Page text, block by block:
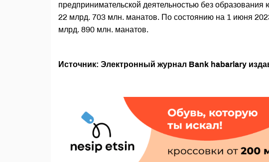
предпринимательской деятельностью без образования
22 млрд. 703 млн. манатов. По состоянию на 1 июня
млрд. 890 млн. манатов.
Источник: Электронный журнал Bank habarlary